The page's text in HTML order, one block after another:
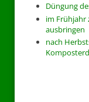
Düngung
im Frühjahr
ausbringen
nach